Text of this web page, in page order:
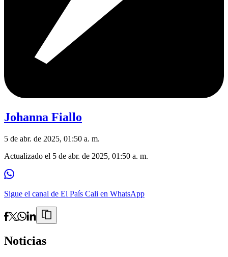
Johanna Fiallo
5 de abr. de 2025, 01:50 a. m.
Actualizado el 5 de abr. de 2025, 01:50 a. m.
Sigue el canal de El País Cali en WhatsApp
Noticias